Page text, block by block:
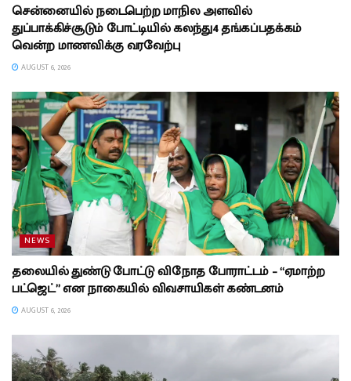
சென்னையில் நடைபெற்ற மாநில அளவில்
துப்பாக்கிச்சூடும் போட்டியில் கலந்து4 தங்கப்பதக்கம்
வென்ற மாணவிக்கு வரவேற்பு
AUGUST 6, 2026
NEWS
தலையில் துண்டு போட்டு விநோத போராட்டம் – “ஏமாற்ற
பட்ஜெட்” என நாகையில் விவசாயிகள் கண்டனம்
AUGUST 6, 2026